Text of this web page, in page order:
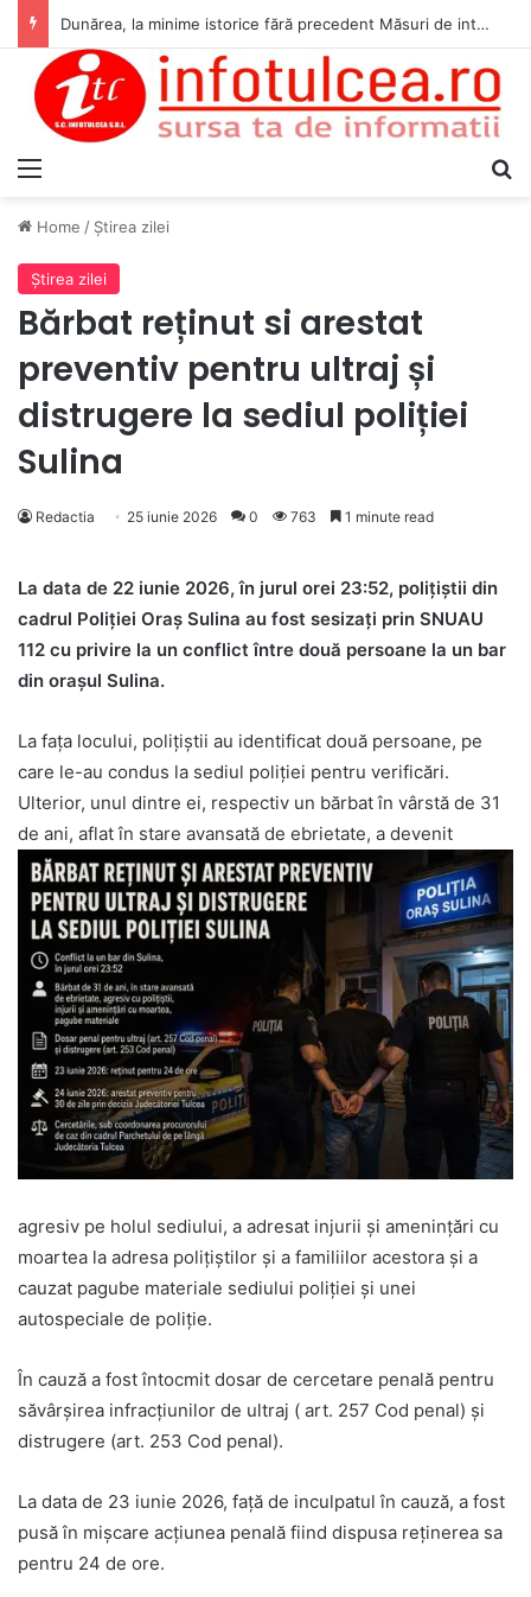
Dunărea, la minime istorice fără precedent Măsuri de intervenție pentru menținerea debitelor minime, necesare pentru producția de energie nucleară
Home / Ştirea zilei
Ştirea zilei
Bărbat reținut si arestat
preventiv pentru ultraj și
distrugere la sediul poliției
Sulina
Redactia 25 iunie 2026 0 763 1 minute read
La data de 22 iunie 2026, în jurul orei 23:52, polițiștii din
cadrul Poliției Oraș Sulina au fost sesizați prin SNUAU
112 cu privire la un conflict între două persoane la un bar
din orașul Sulina.
La fața locului, polițiștii au identificat două persoane, pe
care le-au condus la sediul poliției pentru verificări.
Ulterior, unul dintre ei, respectiv un bărbat în vârstă de 31
de ani, aflat în stare avansată de ebrietate, a devenit
agresiv pe holul sediului, a adresat injurii și amenințări cu
moartea la adresa polițiștilor și a familiilor acestora și a
cauzat pagube materiale sediului poliției și unei
autospeciale de poliție.
În cauză a fost întocmit dosar de cercetare penală pentru
săvârșirea infracțiunilor de ultraj ( art. 257 Cod penal) și
distrugere (art. 253 Cod penal).
La data de 23 iunie 2026, față de inculpatul în cauză, a fost
pusă în mișcare acțiunea penală fiind dispusa reținerea sa
pentru 24 de ore.